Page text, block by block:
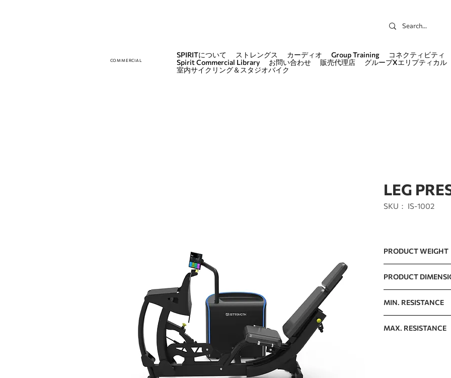
SPIRITについて ストレングス カーディオ Group Training コネクティビティ
Spirit Commercial Library
お問い合わせ 販売代理店
グループXエリプティカル
室内サイクリング＆スタジオバイク
COMMERCIAL
LEG
SKU： IS-1002
PRODUCT WEIGHT
PRODUCT
MIN. RESISTANCE
MAX. RESISTANCE